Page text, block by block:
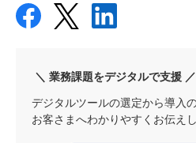
＼ 業務課題をデジタルで支援 ／
デジタルツールの選定から導入
お客さまへわかりやすくお伝えし